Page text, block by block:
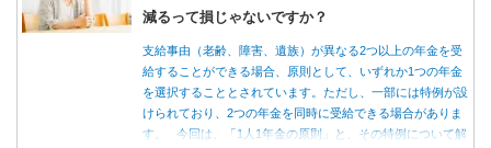
減るって損じゃないですか？
支給事由（老齢、障害、遺族）が異なる2つ以上の年金を受
給することができる場合、原則として、いずれか1つの年金
を選択することとされています。ただし、一部には特例が設
けられており、2つの年金を同時に受給できる場合がありま
す。 今回は、「1人1年金の原則」と、その特例について解